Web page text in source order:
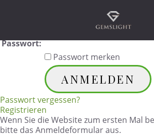
Passwort:
Passwort merken
Passwort vergessen?
Registrieren
Wenn Sie die Website zum ersten Mal
bitte das Anmeldeformular aus.